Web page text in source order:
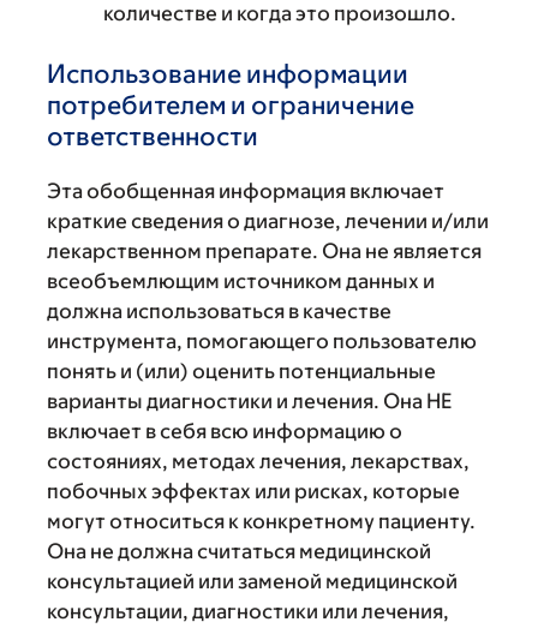
количестве и когда это произошло.
Использование информации
потребителем и ограничение
ответственности
Эта обобщенная информация включает
краткие сведения о диагнозе, лечении и/или
лекарственном препарате. Она не является
всеобъемлющим источником данных и
должна использоваться в качестве
инструмента, помогающего пользователю
понять и (или) оценить потенциальные
варианты диагностики и лечения. Она НЕ
включает в себя всю информацию о
состояниях, методах лечения, лекарствах,
побочных эффектах или рисках, которые
могут относиться к конкретному пациенту.
Она не должна считаться медицинской
консультацией или заменой медицинской
консультации, диагностики или лечения,